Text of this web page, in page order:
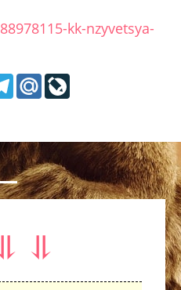
kk-nzyvetsya-
Telegram
Mail.Ru
⥥